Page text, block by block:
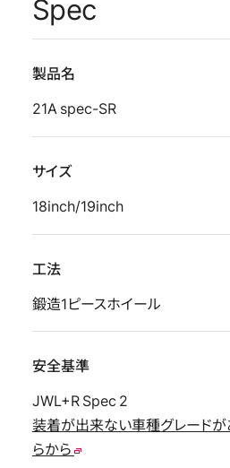
Spec
製品名
21A spec-SR
サイズ
18inch/19inch
工法
鍛造1ピースホイール
安全基準
JWL+R Spec 2
装着が出来ない車種グレードが
らから